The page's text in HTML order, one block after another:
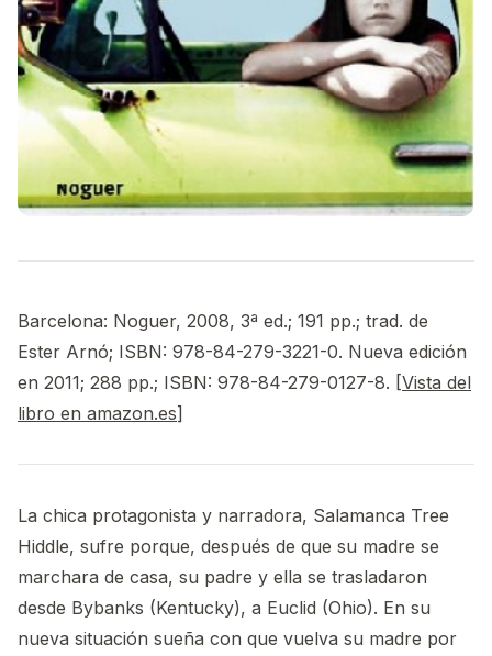
Barcelona: Noguer, 2008, 3ª ed.; 191 pp.; trad. de
Ester Arnó; ISBN: 978-84-279-3221-0. Nueva edición
en 2011; 288 pp.; ISBN: 978-84-279-0127-8. [Vista del
libro en amazon.es]
La chica protagonista y narradora, Salamanca Tree
Hiddle, sufre porque, después de que su madre se
marchara de casa, su padre y ella se trasladaron
desde Bybanks (Kentucky), a Euclid (Ohio). En su
nueva situación sueña con que vuelva su madre por